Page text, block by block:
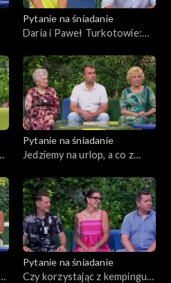
Pytanie na śniadanie
Daria i Paweł Turkotowie:
pobrali
Pytanie na śniadanie
Jedziemy na urlop, a co z
opiekę?
Pytanie na śniadanie
Czy korzystając z kempingu